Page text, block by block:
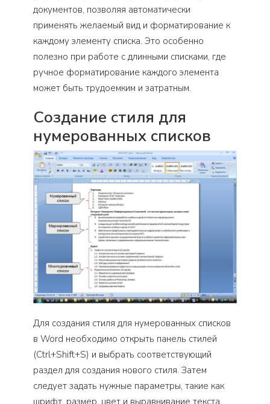
документов, позволяя автоматически
применять желаемый вид и форматирование к
каждому элементу списка. Это особенно
полезно при работе с длинными списками, где
ручное форматирование каждого элемента
может быть трудоемким и затратным.
Создание стиля для
нумерованных списков
Для создания стиля для нумерованных списков
в Word необходимо открыть панель стилей
(Ctrl+Shift+S) и выбрать соответствующий
раздел для создания нового стиля. Затем
следует задать нужные параметры, такие как
шрифт, размер, цвет и выравнивание текста.